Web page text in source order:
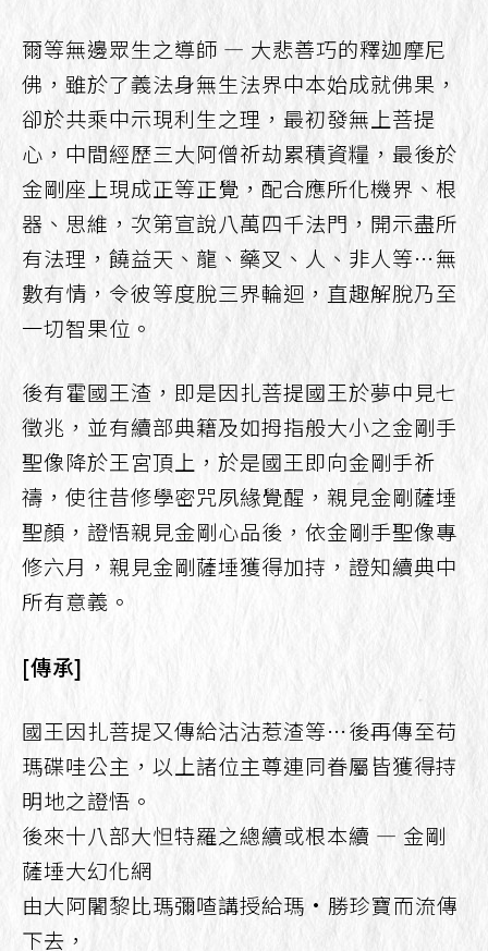
爾等無邊眾生之導師 — 大悲善巧的釋迦摩尼
佛，雖於了義法身無生法界中本始成就佛果，
卻於共乘中示現利生之理，最初發無上菩提
心，中間經歷三大阿僧祈劫累積資糧，最後於
金剛座上現成正等正覺，配合應所化機界、根
器、思維，次第宣說八萬四千法門，開示盡所
有法理，饒益天、龍、藥叉、人、非人等⋯無
數有情，令彼等度脫三界輪迴，直趣解脫乃至
一切智果位。
後有霍國王渣，即是因扎菩提國王於夢中見七
徵兆，並有續部典籍及如拇指般大小之金剛手
聖像降於王宮頂上，於是國王即向金剛手祈
禱，使往昔修學密咒夙緣覺醒，親見金剛薩埵
聖顏，證悟親見金剛心品後，依金剛手聖像專
修六月，親見金剛薩埵獲得加持，證知續典中
所有意義。
[傳承]
國王因扎菩提又傳給沽沽惹渣等⋯後再傳至苟
瑪碟哇公主，以上諸位主尊連同眷屬皆獲得持
明地之證悟。
後來十八部大怛特羅之總續或根本續 — 金剛
薩埵大幻化網
由大阿闍黎比瑪彌喳講授給瑪·勝珍寶而流傳
下去，